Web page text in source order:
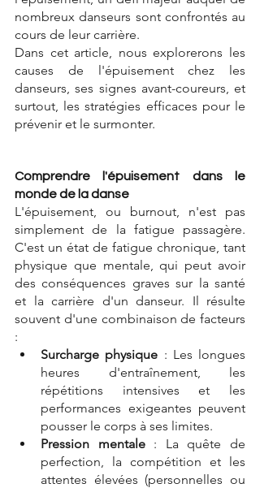
nombreux danseurs sont confrontés au
cours de leur carrière⁠.
Dans cet article, nous explorerons les
causes de l'épuisement chez les
danseurs, ses signes avant-coureurs, et
surtout, les stratégies efficaces pour le
prévenir et le surmonter.
Comprendre l'épuisement dans le
monde de la danse
L'épuisement, ou burnout, n'est pas
simplement de la fatigue passagère.
C'est un état de fatigue chronique, tant
physique que mentale, qui peut avoir
des conséquences graves sur la santé
et la carrière d'un danseur. Il résulte
souvent d'une combinaison de facteurs
:
Surcharge physique : Les longues
heures d'entraînement, les
répétitions intensives et les
performances exigeantes peuvent
pousser le corps à ses limites.
Pression mentale : La quête de
perfection, la compétition et les
attentes élevées (personnelles ou